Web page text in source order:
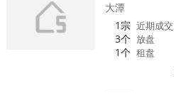
大潭
1宗 近期成交
3个 放盘
1个 租盘